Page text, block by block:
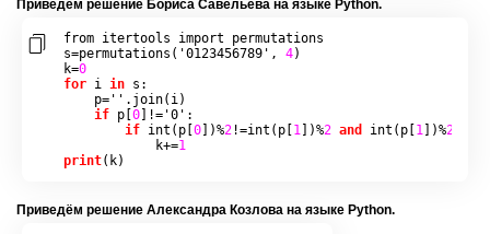
При­ведём ре­ше­ние Бо­ри­са Са­ве­лье­ва на языке Python.
from itertools import permutations
s=permutations ( '0123456789' , 4)
k=0
for i in s :
    p
= '' . join( i )
if p [0]!= '0' :
if int ( p [0])%2 !=int ( p [1 ])%2 and int ( p [1 ])%2
            k
+=1
print( k)
При­ведём ре­ше­ние Алек­сандра Коз­ло­ва на языке Python.